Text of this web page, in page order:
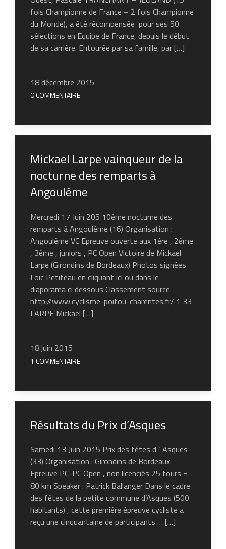
fois Championne de France – 2 fois Championne
du Monde), a ​été récompensée ​ pour ses 50
sélections en Equipe de France, depuis le début
de sa carrière. Entourée par sa famille, par […]
18 décembre 2015
0 COMMENTAIRE
Mickael Larpe vainqueur de la
nocturne des remparts à
Angouléme
Mercredi 17 Juin 205 10éme nocturne des
remparts à Angouléme (16) Organisation :
Angouléme VC Epreuve ouverte aux 1ére , 2éme
, 3éme , juniors , PC Open Victoire de Mickael
Larpe (Girondins de Bordeaux) Photos signées
Loic Petiteau en cliquant ici ou dans le
diaporama ci dessous Classement source
http://www.cyclisme-poitou-charentes.fr/ 1 33
LARPE Mickael […]
18 juin 2015
1 COMMENTAIRE
Résultats du Prix d’Asques
Samedi 13 Juin 2015 Prix des fétes d ‘ Asques
(33) Organisation : Girondins de Bordeaux
Epreuve PC-PC Open , non licenciés 25 tours =
80 km Speaker : Patrick Ballanger Dans le cadre
des fétes de la petite commune d’Asques (500
habitants) , cette premiére épreuve cycliste a
reçu une cinquantaine de participants … […]